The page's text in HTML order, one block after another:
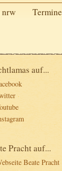
nrw
Termine
auf...
Pracht auf...
Beate Pracht